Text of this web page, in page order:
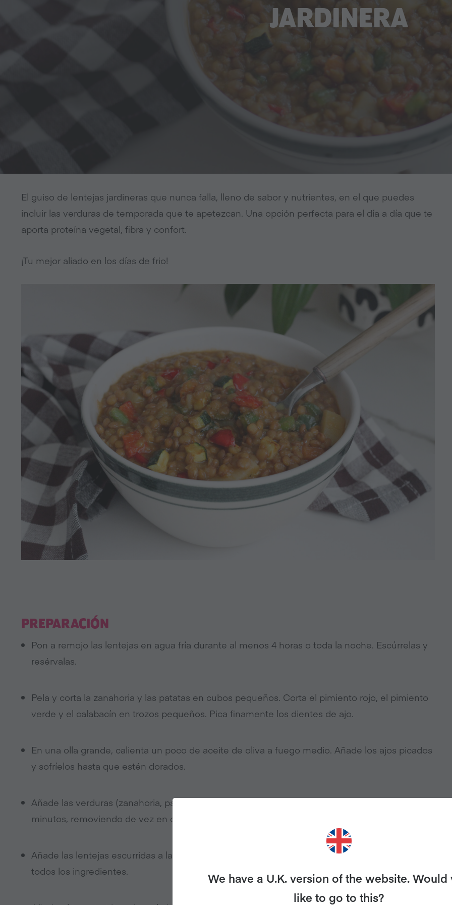
JARDINERA
El guiso de lentejas jardineras que nunca falla, lleno de sabor y nutrientes, en el que puedes
incluir las verduras de temporada que te apetezcan. Una opción perfecta para el día a día que te
aporta proteína vegetal, fibra y confort.
¡Tu mejor aliado en los días de frio!
PREPARACIÓN
Pon a remojo las lentejas en agua fría durante al menos 4 horas o toda la noche. Escúrrelas y
resérvalas.
Pela y corta la zanahoria y las patatas en cubos pequeños. Corta el pimiento rojo, el pimiento
verde y el calabacín en trozos pequeños. Pica finamente los dientes de ajo.
En una olla grande, calienta un poco de aceite de oliva a fuego medio. Añade los ajos picados
y sofríelos hasta que estén dorados.
Añade las verduras (zanahoria, patatas, pimientos y calabacín) a la olla y sofríe durante unos 5
minutos, removiendo de vez en cuando.
Añade las lentejas escurridas a la olla junto con la hoja de laurel. Remueve bien para mezclar
todos los ingredientes.
We have a U.K. version of the website. Would
like to go to this?